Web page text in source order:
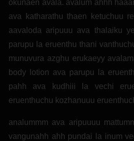
okunaen avala. avalum ahhh
ava katharathu thaen ketuchuu
aavaloda aripuuu ava thalaiku
parupu la eruenthu thani
munuvura azghu erukaeyy
body lotion ava parupu la
pahh ava kudhiii la vechi
eruenthuchu kozhanuuu
analummm ava aripuuuu
vangunahh ahh pundai la inum